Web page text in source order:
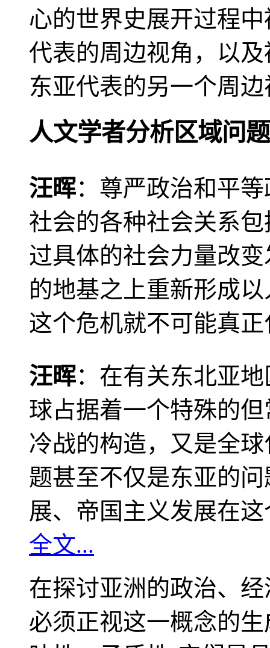
心的世界史展开过程
代表的周边视角，以
东亚代表的另一个周
人文学者分析区域问题
汪晖：尊严政治和平
社会的各种社会关系
过具体的社会力量改
的地基之上重新形成
这个危机就不可能真
汪晖：在有关东北亚
球占据着一个特殊的
冷战的构造，又是全
题甚至不仅是东亚的
展、帝国主义发展在
全文...
在探讨亚洲的政治、
必须正视这一概念的